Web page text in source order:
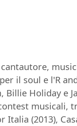
il soul e l'R
Billie Holiday
musicali,
(2013),